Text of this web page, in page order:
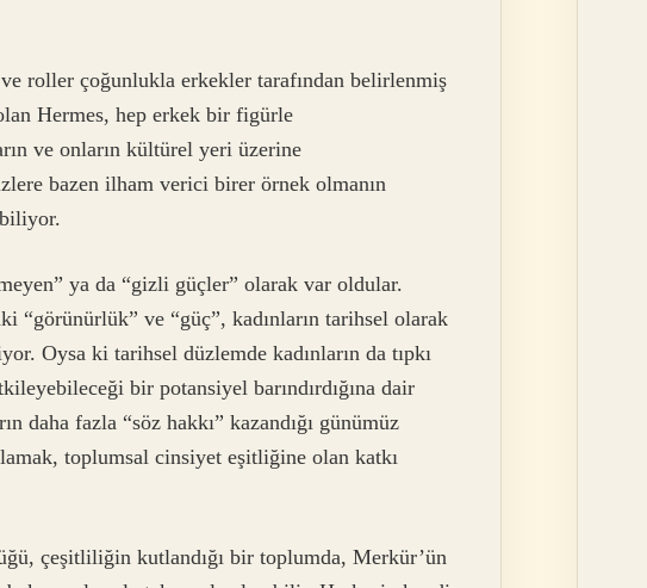
roller çoğunlukla erkekler tarafından belirlenmiş
Hermes, hep erkek bir figürle
ve onların kültürel yeri üzerine
bazen ilham verici birer örnek olmanın
ya da “gizli güçler” olarak var oldular.
“görünürlük” ve “güç”, kadınların tarihsel olarak
Oysa ki tarihsel düzlemde kadınların da tıpkı
bir potansiyel barındırdığına dair
daha fazla “söz hakkı” kazandığı günümüz
toplumsal cinsiyet eşitliğine olan katkı
çeşitliliğin kutlandığı bir toplumda, Merkür’ün